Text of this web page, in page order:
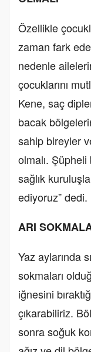
Özellikle
zaman fark
nedenle
çocuklarını
Kene, saç
bacak
sahip bireyler
olmalı.
sağlık
ediyoruz” dedi.
ARI
Yaz aylarında
sokmaları
iğnesini
çıkarabiliriz.
sonra soğuk